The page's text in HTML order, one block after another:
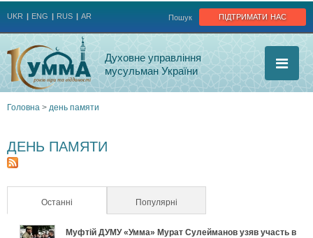
підтримати нас
Пошук
UKR ENG RUS AR
Духовне управління
мусульман України
є
тут
Головна > день памяти
ДЕНЬ ПАМЯТИ
Останні (активна вкладка)Популярні
Муфтій ДУМУ «Умма» Мурат Сулейманов узяв участь в